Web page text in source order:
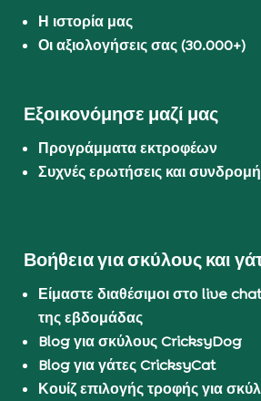
Η ιστορία μας
Οι αξιολογήσεις σας (30.000+)
Εξοικονόμησε μαζί μας
Προγράμματα εκτροφέων
Συχνές ερωτήσεις και
Βοήθεια για σκύλους και
Είμαστε διαθέσιμοι στο live
της εβδομάδας
Blog για σκύλους CricksyDog
Blog για γάτες CricksyCat
Κουίζ επιλογής τροφής για